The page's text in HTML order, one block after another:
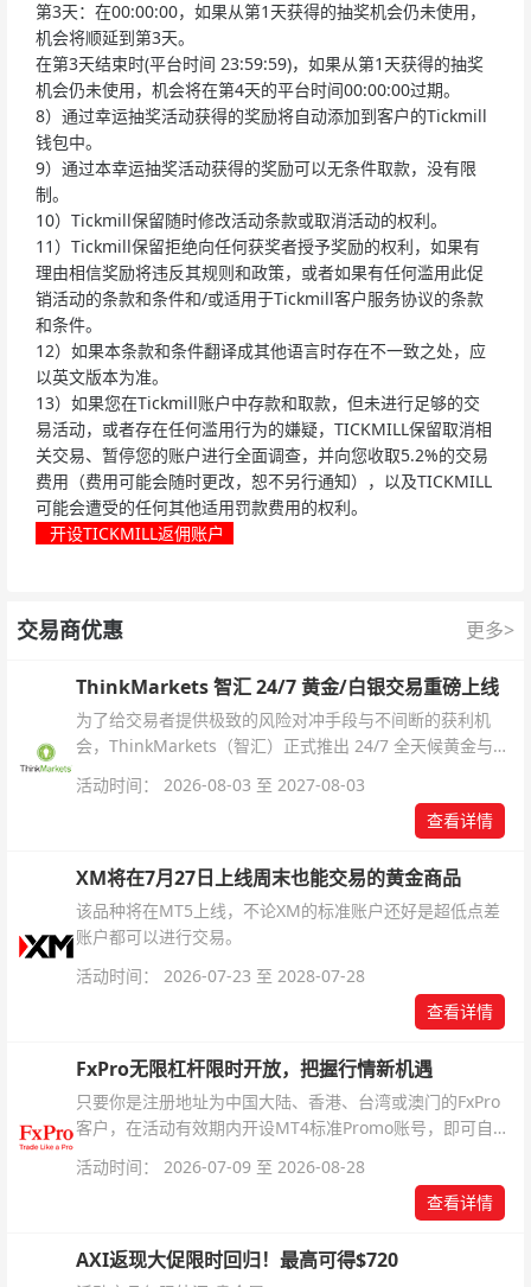
第3天：在00:00:00，如果从第1天获得的抽奖机会仍未使用，
机会将顺延到第3天。
在第3天结束时(平台时间 23:59:59)，如果从第1天获得的抽奖
机会仍未使用，机会将在第4天的平台时间00:00:00过期。
8）通过幸运抽奖活动获得的奖励将自动添加到客户的Tickmill
钱包中。
9）通过本幸运抽奖活动获得的奖励可以无条件取款，没有限
制。
10）Tickmill保留随时修改活动条款或取消活动的权利。
11）Tickmill保留拒绝向任何获奖者授予奖励的权利，如果有
理由相信奖励将违反其规则和政策，或者如果有任何滥用此促
销活动的条款和条件和/或适用于Tickmill客户服务协议的条款
和条件。
12）如果本条款和条件翻译成其他语言时存在不一致之处，应
以英文版本为准。
13）如果您在Tickmill账户中存款和取款，但未进行足够的交
易活动，或者存在任何滥用行为的嫌疑，TICKMILL保留取消相
关交易、暂停您的账户进行全面调查，并向您收取5.2%的交易
费用（费用可能会随时更改，恕不另行通知），以及TICKMILL
可能会遭受的任何其他适用罚款费用的权利。
开设TICKMILL返佣账户
交易商优惠 更多>
ThinkMarkets 智汇 24/7 黄金/白银交易重磅上线
为了给交易者提供极致的风险对冲手段与不间断的获利机
会，ThinkMarkets（智汇）正式推出 24/7 全天候黄金与白
杆配置、支持软件及交易细则。
活动时间： 2026-08-03 至 2027-08-03
查看详情
XM将在7月27日上线周末也能交易的黄金商品
该品种将在MT5上线，不论XM的标准账户还好是超低点差
账户都可以进行交易。
活动时间： 2026-07-23 至 2028-07-28
查看详情
FxPro无限杠杆限时开放，把握行情新机遇
只要你是注册地址为中国大陆、香港、台湾或澳门的FxPro
客户，在活动有效期内开设MT4标准Promo账号，即可自动
活动时间： 2026-07-09 至 2026-08-28
查看详情
AXI返现大促限时回归！最高可得$720